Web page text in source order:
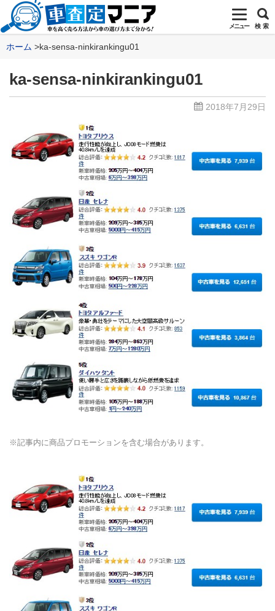
メニュー 検 索
ホーム ka-sensa-ninkirankingu01
ka-sensa-ninkirankingu01
2018年7月29日
※記事内に商品プロモーションを含む場合があります。